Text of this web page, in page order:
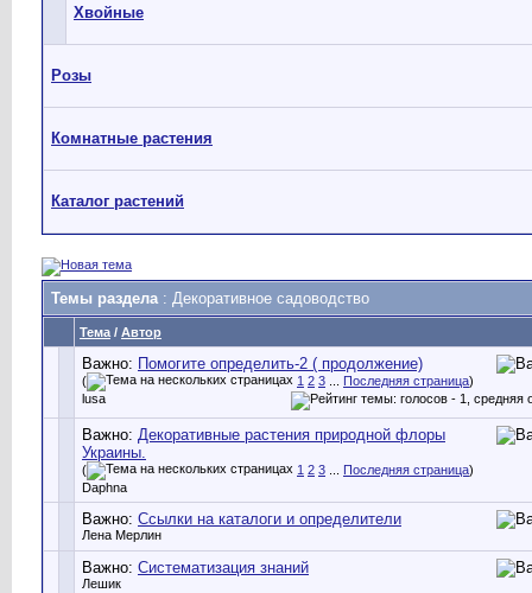
Хвойные
Розы
Комнатные растения
Каталог растений
Темы раздела: Декоративное садоводство
Тема / Автор
Важно: Помогите определить-2 ( продолжение)
( 1 2 3 Последняя страница)
lusa
Важно: Декоративные растения природной флоры
Украины.
( 1 2 3 Последняя страница)
Daphna
Важно: Ссылки на каталоги и определители
Лена Мерлин
Важно: Систематизация знаний
Лешик